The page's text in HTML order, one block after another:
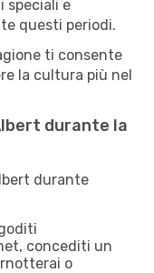
speciali e
questi periodi.
ti consente
la cultura più nel
durante la
durante
concediti un
o